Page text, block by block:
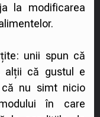
la modificarea
unii spun că
alții că gustul e
nu simt nicio
în care